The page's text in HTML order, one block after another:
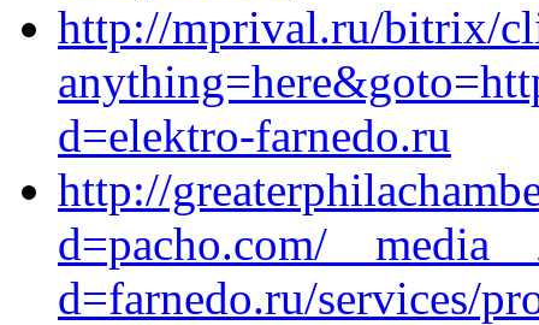
http://mprival.ru/bitrix/
d=elektro-farnedo.ru
http://
d=pacho.com/
d=farnedo.ru/services/